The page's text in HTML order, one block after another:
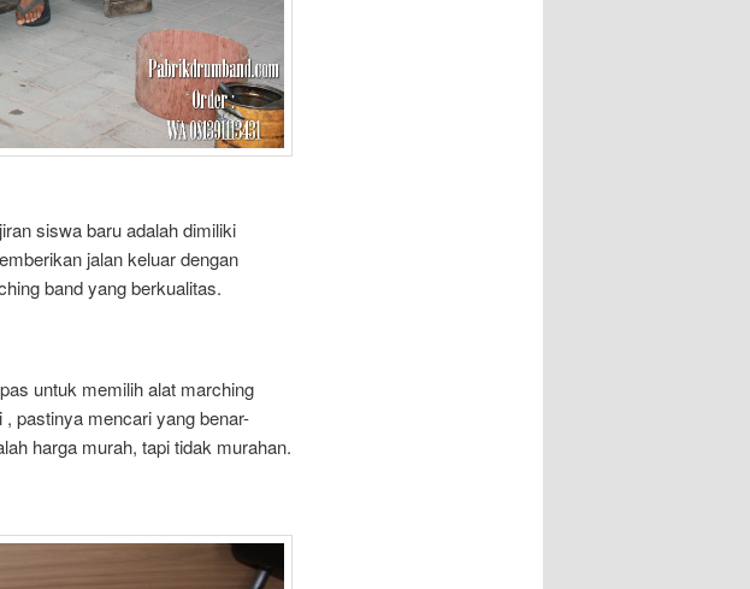
siswa baru adalah dimiliki
jalan keluar dengan
band yang berkualitas.
untuk memilih alat marching
pastinya mencari yang benar-
harga murah, tapi tidak murahan.